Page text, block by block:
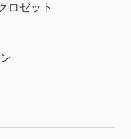
ロゼット